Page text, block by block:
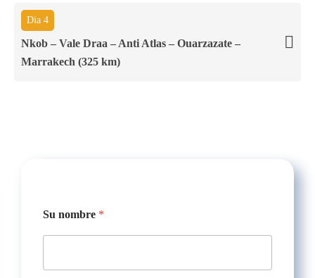
Dia 4
Nkob – Vale Draa – Anti Atlas – Ouarzazate –
Marrakech (325 km)
e
o
Su nombre *